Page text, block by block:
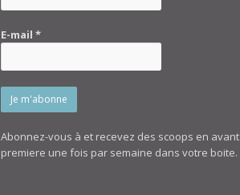
E-mail*
Abonnez-vous à et recevez des scoops en avant
premiere une fois par semaine dans votre boite.